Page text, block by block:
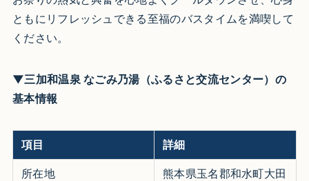
ともにリフレッシュできる至福のバスタイムを満喫して
ください。
▼三加和温泉 なごみ乃湯（ふるさと交流センター）の
基本情報
項目 詳細
所在地
熊本県玉名郡和水町大田